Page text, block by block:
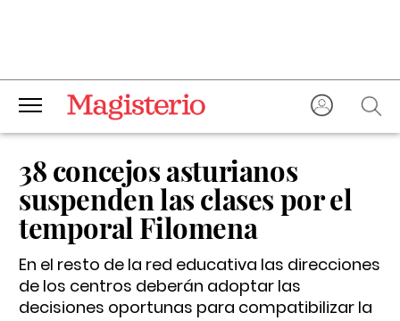
38 concejos asturianos
suspenden las clases por el
temporal Filomena
En el resto de la red educativa las direcciones
de los centros deberán adoptar las
decisiones oportunas para compatibilizar la